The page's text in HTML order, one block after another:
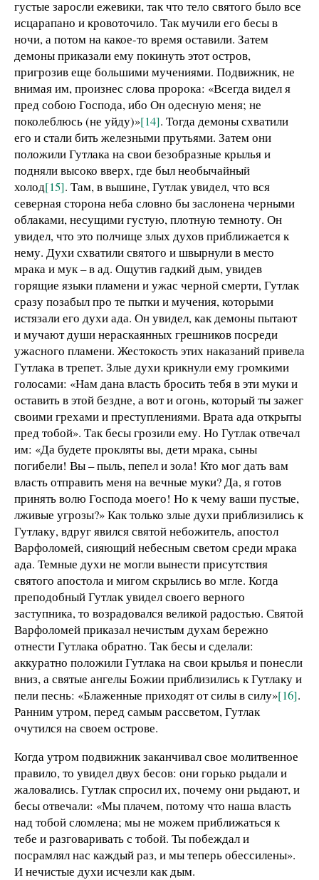
густые заросли ежевики, так что тело святого было все
исцарапано и кровоточило. Так мучили его бесы в
ночи, а потом на какое-то время оставили. Затем
демоны приказали ему покинуть этот остров,
пригрозив еще большими мучениями. Подвижник, не
внимая им, произнес слова пророка: «Всегда видел я
пред собою Господа, ибо Он одесную меня; не
поколеблюсь (не уйду)»[14]. Тогда демоны схватили
его и стали бить железными прутьями. Затем они
положили Гутлака на свои безобразные крылья и
подняли высоко вверх, где был необычайный
холод[15]. Там, в вышине, Гутлак увидел, что вся
северная сторона неба словно бы заслонена черными
облаками, несущими густую, плотную темноту. Он
увидел, что это полчище злых духов приближается к
нему. Духи схватили святого и швырнули в место
мрака и мук – в ад. Ощутив гадкий дым, увидев
горящие языки пламени и ужас черной смерти, Гутлак
сразу позабыл про те пытки и мучения, которыми
истязали его духи ада. Он увидел, как демоны пытают
и мучают души нераскаянных грешников посреди
ужасного пламени. Жестокость этих наказаний привела
Гутлака в трепет. Злые духи крикнули ему громкими
голосами: «Нам дана власть бросить тебя в эти муки и
оставить в этой бездне, а вот и огонь, который ты зажег
своими грехами и преступлениями. Врата ада открыты
пред тобой». Так бесы грозили ему. Но Гутлак отвечал
им: «Да будете прокляты вы, дети мрака, сыны
погибели! Вы – пыль, пепел и зола! Кто мог дать вам
власть отправить меня на вечные муки? Да, я готов
принять волю Господа моего! Но к чему ваши пустые,
лживые угрозы?» Как только злые духи приблизились к
Гутлаку, вдруг явился святой небожитель, апостол
Варфоломей, сияющий небесным светом среди мрака
ада. Темные духи не могли вынести присутствия
святого апостола и мигом скрылись во мгле. Когда
преподобный Гутлак увидел своего верного
заступника, то возрадовался великой радостью. Святой
Варфоломей приказал нечистым духам бережно
отнести Гутлака обратно. Так бесы и сделали:
аккуратно положили Гутлака на свои крылья и понесли
вниз, а святые ангелы Божии приблизились к Гутлаку и
пели песнь: «Блаженные приходят от силы в силу»[16].
Ранним утром, перед самым рассветом, Гутлак
очутился на своем острове.
Когда утром подвижник заканчивал свое молитвенное
правило, то увидел двух бесов: они горько рыдали и
жаловались. Гутлак спросил их, почему они рыдают, и
бесы отвечали: «Мы плачем, потому что наша власть
над тобой сломлена; мы не можем приближаться к
тебе и разговаривать с тобой. Ты побеждал и
посрамлял нас каждый раз, и мы теперь обессилены».
И нечистые духи исчезли как дым.